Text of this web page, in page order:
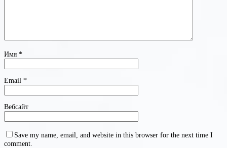
Имя *
Email *
Вебсайт
Save my name, email, and website in this browser for the next time I
comment.